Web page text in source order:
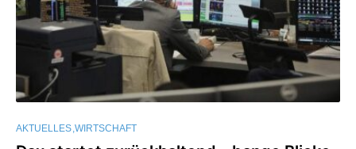
AKTUELLES WIRTSCHAFT